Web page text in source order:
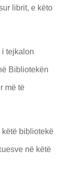
librit, e këto
i tejkalon
Bibliotekën
më të
bibliotekë
në këtë